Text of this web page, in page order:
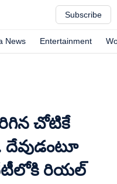
Subscribe
News Entertainment
చోటికే
దేవుడంటూ
రియల్